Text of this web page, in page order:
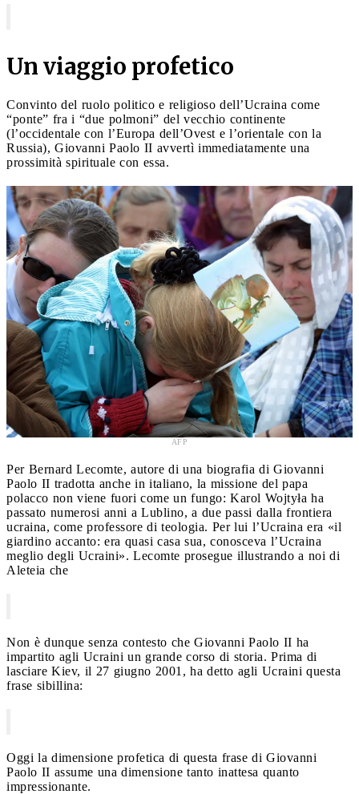
Un viaggio profetico
Convinto del ruolo politico e religioso dell’Ucraina come
“ponte” fra i “due polmoni” del vecchio continente
(l’occidentale con l’Europa dell’Ovest e l’orientale con la
Russia), Giovanni Paolo II avvertì immediatamente una
prossimità spirituale con essa.
AFP
Per Bernard Lecomte, autore di una biografia di Giovanni
Paolo II tradotta anche in italiano, la missione del papa
polacco non viene fuori come un fungo: Karol Wojtyła ha
passato numerosi anni a Lublino, a due passi dalla frontiera
ucraina, come professore di teologia. Per lui l’Ucraina era «il
giardino accanto: era quasi casa sua, conosceva l’Ucraina
meglio degli Ucraini». Lecomte prosegue illustrando a noi di
Aleteia che
Non è dunque senza contesto che Giovanni Paolo II ha
impartito agli Ucraini un grande corso di storia. Prima di
lasciare Kiev, il 27 giugno 2001, ha detto agli Ucraini questa
frase sibillina:
Oggi la dimensione profetica di questa frase di Giovanni
Paolo II assume una dimensione tanto inattesa quanto
impressionante.